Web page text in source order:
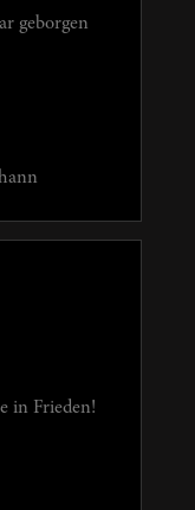
geborgen
in Frieden!